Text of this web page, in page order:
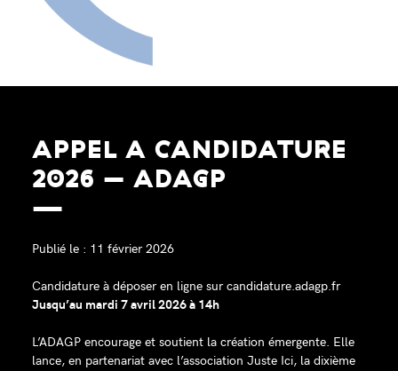
APPEL A CANDIDATURE
2026 – ADAGP
Publié le : 11 février 2026
Candidature à déposer en ligne surcandidature.adagp.fr
Jusqu’au mardi 7 avril 2026 à 14h
L’ADAGP encourage et soutient la création émergente. Elle
lance, en partenariat avec l’association Juste Ici, la dixième